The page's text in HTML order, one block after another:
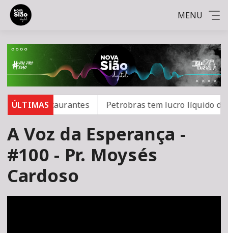
MENU
ÚLTIMAS
e restaurantes Petrobras tem lucro líquido de
A Voz da Esperança -
#100 - Pr. Moysés
Cardoso